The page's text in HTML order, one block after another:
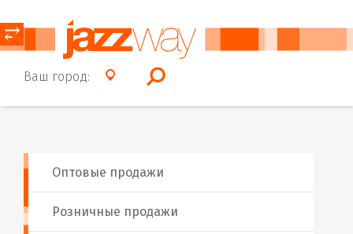
Ваш город:
⥂
Оптовые продажи
Розничные продажи